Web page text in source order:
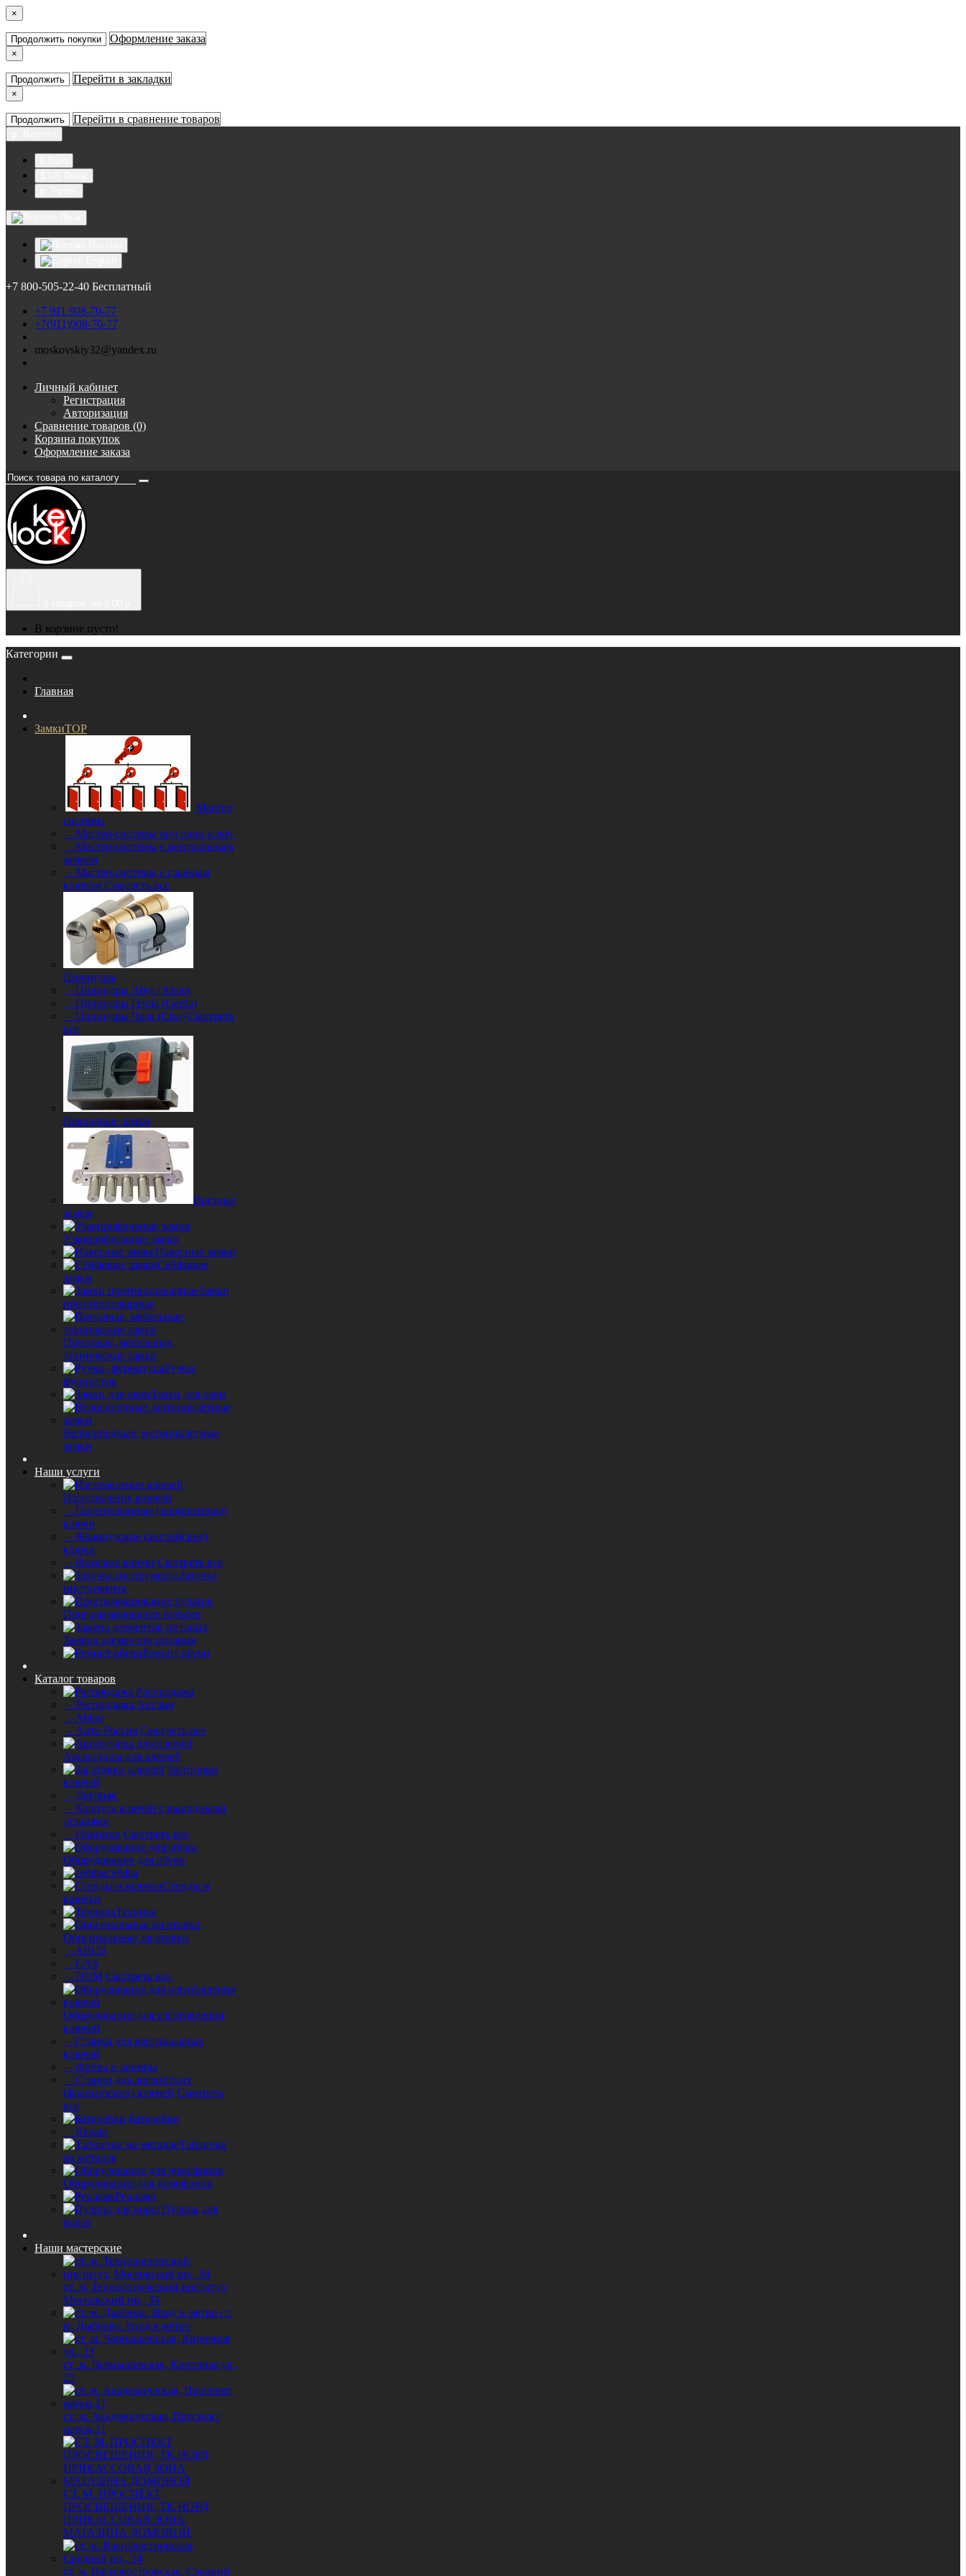
×
Продолжить покупки Оформление заказа
×
Продолжить Перейти в закладки
×
Продолжить Перейти в сравнение товаров
+7 800-505-22-40 Бесплатный
+7 911 908-70-77
+7(911)908-70-77
moskovskiy32@yandex.ru
Личный кабинет
Регистрация
Авторизация
Сравнение товаров (0)
Корзина покупок
Оформление заказа
В корзине пусто!
Категории
Главная
ЗамкиTOP
Мастер
системы
- Мастер-системы под один ключ
- Мастер-системы с центральным
замком
- Мастер-системы с главным
ключом Смотреть все
Цилиндры
- Цилиндры Абус (Abus)
- Цилиндры Герда (Gerda)
- Цилиндры Чиза (Cisa) Смотреть
все
Накладные замки
Врезные
замки
Узкопрофильные замки
Навесные замки
Сейфовые
замки
Замки
противопожарные
Почтовые, мебельные,
технические замки
Ручки,
фурнитура
Замки для окон
Велосипедные, мотоциклетные
замки
Наши услуги
Изготовление ключей
- Патентованные (защищенные)
ключи
- Французские (английские)
ключи
- Финские ключи Смотреть все
Заточка
инструмента
Программирование пультов
Замена элементов питания
Ремонт обуви
Каталог товаров
Распродажа
- Распродажа Англия
- Abloy
- Авто Россия Смотреть все
Аксессуары для ключей
Заготовки
ключей
- Дверняк
- Корпуса ключей с выкидными
лезвиями
- Новинки Смотреть все
Оборудование для обуви
сейфы
Стенды и
крючки
Техника
Оригинальные заготовки
- ABUS
- CAS
- DOM Смотреть все
Оборудование для изготовления
ключей
- Станки для вертикальных
ключей
- Фрезы и копиры
- Станки для английских
(французских) ключей Смотреть
все
Батарейки
- Renata
Таблички
на металле
Оборудование для домофонов
Реклама
Пульты для
ворот
Наши мастерские
ст. м. Технологический институт,
Московский пр., 34
ст.
м. Дыбенко. Вход в метро
ст .м. Чернышевская, Кирочная ул.,
23
ст. м. Академическая, Проспект
науки,21
СТ. М. ПРОСПЕКТ
ПРОСВЕЩЕНИЯ, ТК НОРД
ПРИКАССОВАЯ ЗОНА
МАГАЗИНА ДОМОВОЙ
ст. м. Василеостровская, Средний